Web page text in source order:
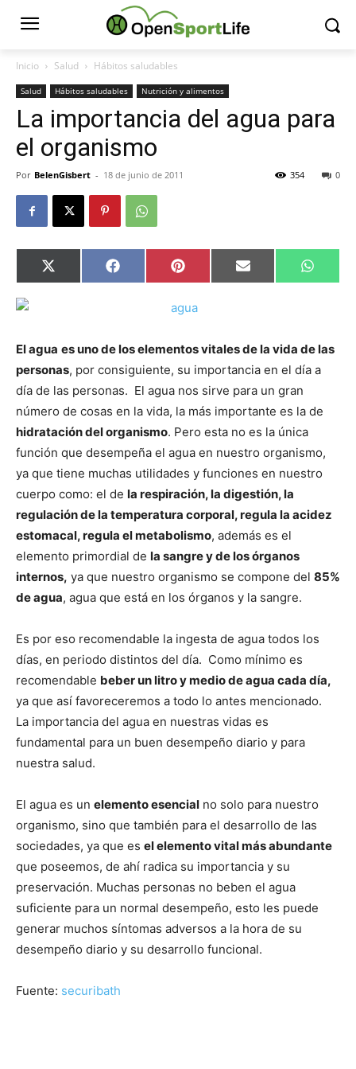
Inicio Salud Hábitos saludables
Salud Hábitos saludables Nutrición y alimentos
La importancia del agua para
el organismo
Por BelenGisbert - 18 de junio de 2011 0
354
Compartir
en
X
(Twitter)
Compartir
en
Facebook Compartir
en
Pinterest Compartir
en
Email
en
El agua es uno de los elementos vitales de la vida de las
personas, por consiguiente, su importancia en el día a
día de las personas. El agua nos sirve para un gran
número de cosas en la vida, la más importante es la de
hidratación del organismo. Pero esta no es la única
función que desempeña el agua en nuestro organismo,
ya que tiene muchas utilidades y funciones en nuestro
cuerpo como: el de la respiración, la digestión, la
regulación de la temperatura corporal, regula la acidez
estomacal, regula el metabolismo, además es el
elemento primordial de la sangre y de los órganos
internos, ya que nuestro organismo se compone del 85%
de agua, agua que está en los órganos y la sangre.
Es por eso recomendable la ingesta de agua todos los
días, en periodo distintos del día. Como mínimo es
recomendable beber un litro y medio de agua cada día,
ya que así favoreceremos a todo lo antes mencionado.
La importancia del agua en nuestras vidas es
fundamental para un buen desempeño diario y para
nuestra salud.
El agua es un elemento esencial no solo para nuestro
organismo, sino que también para el desarrollo de las
sociedades, ya que es el elemento vital más abundante
que poseemos, de ahí radica su importancia y su
preservación. Muchas personas no beben el agua
suficiente para un normal desempeño, esto les puede
generar muchos síntomas adversos a la hora de su
desempeño diario y su desarrollo funcional.
Fuente: securibath